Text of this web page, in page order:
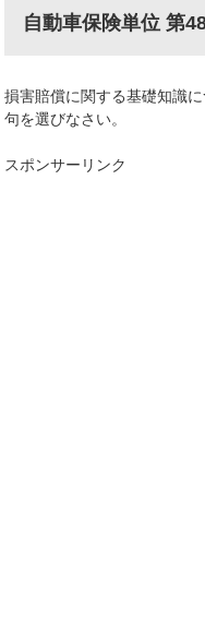
自動車保険単位 第
損害賠償に関する基礎知識
句を選びなさい。
スポンサーリンク